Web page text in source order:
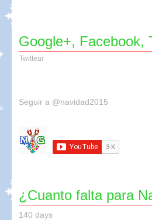
Google+, Facebook,
Twittear
Seguir a @navidad2015
¿Cuanto falta para
140 days